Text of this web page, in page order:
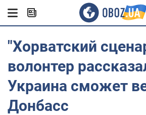
"Хорватский
волонтер
Украина сможет
Донбасс